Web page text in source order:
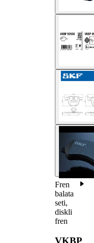
Fren
balata
seti,
diskli
fren
VKBP